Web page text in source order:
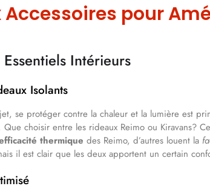
Accessoires pour
Intérieurs
Isolants
se protéger contre la chaleur et la lumière est
choisir entre les rideaux Reimo ou Kiravans?
thermique des Reimo, d’autres louent la
il est clair que les deux apportent un certain